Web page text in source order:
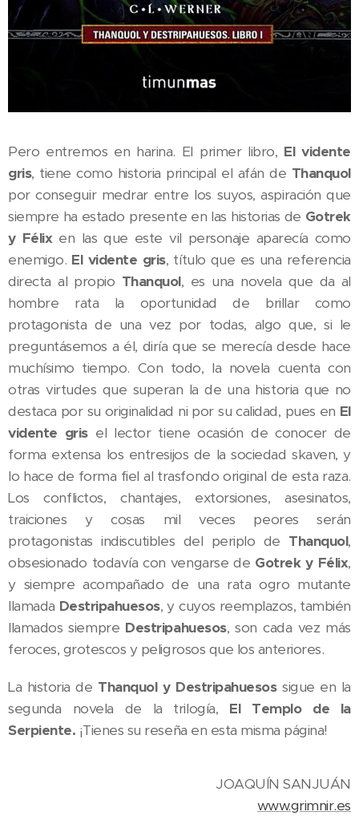
Pero entremos en harina. El primer libro, El vidente
gris, tiene como historia principal el afán de Thanquol
por conseguir medrar entre los suyos, aspiración que
siempre ha estado presente en las historias de Gotrek
y Félix en las que este vil personaje aparecía como
enemigo. El vidente gris, título que es una referencia
directa al propio Thanquol, es una novela que da al
hombre rata la oportunidad de brillar como
protagonista de una vez por todas, algo que, si le
preguntásemos a él, diría que se merecía desde hace
muchísimo tiempo. Con todo, la novela cuenta con
otras virtudes que superan la de una historia que no
destaca por su originalidad ni por su calidad, pues en El
vidente grisel lector tiene ocasión de conocer de
forma extensa los entresijos de la sociedad skaven, y
lo hace de forma fiel al trasfondo original de esta raza.
Los conflictos, chantajes, extorsiones, asesinatos,
traiciones y cosas mil veces peores serán
protagonistas indiscutibles del periplo de Thanquol,
obsesionado todavía con vengarse de Gotrek y Félix,
y siempre acompañado de una rata ogro mutante
llamada Destripahuesos, y cuyos reemplazos, también
llamados siempre Destripahuesos, son cada vez más
feroces, grotescos y peligrosos que los anteriores.
La historia de Thanquol y Destripahuesossigue en la
segunda novela de la trilogía, El Templo de la
Serpiente. ¡Tienes su reseña en esta misma página!
JOAQUÍN SANJUÁN
www.grimnir.es